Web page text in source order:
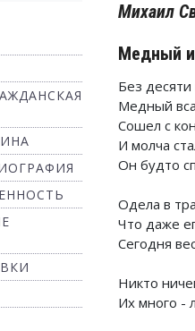
Михаил
Медный
Без
Медный
Сошел с
И молча
Он будто
чья
Одела в
Что даже
Сегодня
Никто
Их много -